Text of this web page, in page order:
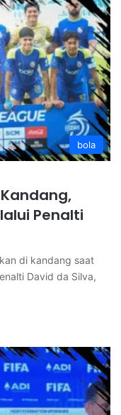
bola
Penalti
di kandang saat
David da Silva,